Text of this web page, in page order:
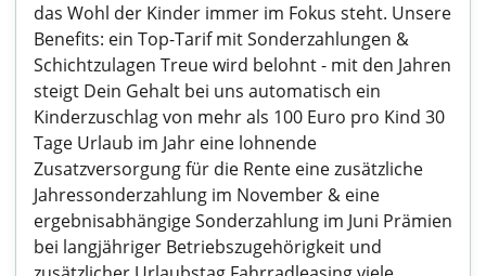
das Wohl der Kinder immer im Fokus steht. Unsere
Benefits: ein Top-Tarif mit Sonderzahlungen &
Schichtzulagen Treue wird belohnt - mit den Jahren
steigt Dein Gehalt bei uns automatisch ein
Kinderzuschlag von mehr als 100 Euro pro Kind 30
Tage Urlaub im Jahr eine lohnende
Zusatzversorgung für die Rente eine zusätzliche
Jahressonderzahlung im November & eine
ergebnisabhängige Sonderzahlung im Juni Prämien
bei langjähriger Betriebszugehörigkeit und